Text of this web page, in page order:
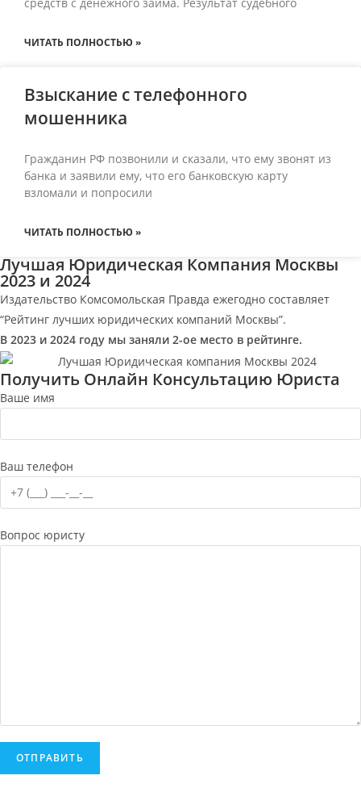
ЧИТАТЬ ПОЛНОСТЬЮ »
Взыскание с телефонного
мошенника
Гражданин РФ позвонили и сказали, что ему звонят из
банка и заявили ему, что его банковскую карту
взломали и попросили
ЧИТАТЬ ПОЛНОСТЬЮ »
Лучшая Юридическая Компания Москвы
2023 и 2024
Издательство Комсомольская Правда ежегодно составляет
“Рейтинг лучших юридических компаний Москвы”.
В 2023 и 2024 году мы заняли 2-ое место в рейтинге.
Получить Онлайн Консультацию Юриста
Ваше имя
Ваш телефон
Вопрос юристу